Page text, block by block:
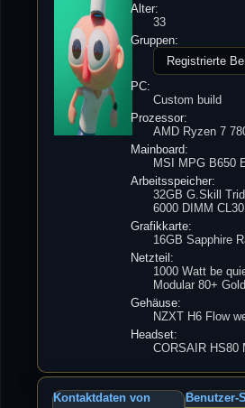
Alter:
33
Gruppen:
PC:
Custom build
Prozessor:
AMD Ryzen 7
Mainboard:
MSI MPG B650
Arbeitsspeicher:
32GB G.Skill
6000 DIMM
Grafikkarte:
16GB Sapphire
Netzteil:
1000 Watt be
Modular 80+ Gold
Gehäuse:
NZXT H6 Flow
Headset:
CORSAIR HS80
Kontaktdaten von
Benutzer-